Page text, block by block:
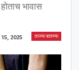
भावास
ताज्या बातम्या
2025